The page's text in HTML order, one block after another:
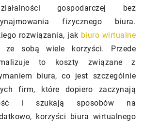
gospodarczej bez
fizycznego biura.
rozwiązania, jak biuro wirtualne
ze sobą wiele korzyści. Przede
to koszty związane z
biura, co jest szczególnie
firm, które dopiero zaczynają
i szukają sposobów na
korzyści biura wirtualnego